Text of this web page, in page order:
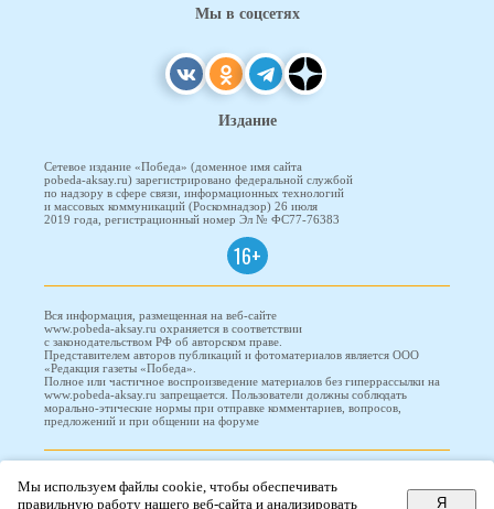
Мы в соцсетях
Издание
Сетевое издание «Победа» (доменное имя сайта
pobeda-aksay.ru) зарегистрировано федеральной службой
по надзору в сфере связи, информационных технологий
и массовых коммуникаций (Роскомнадзор) 26 июля
2019 года, регистрационный номер Эл № ФС77-76383
16+
Вся информация, размещенная на веб-сайте
www.pobeda-aksay.ru охраняется в соответствии
с законодательством РФ об авторском праве.
Представителем авторов публикаций и фотоматериалов является ООО
«Редакция газеты «Победа».
Полное или частичное воспроизведение материалов без гиперрассылки на
www.pobeda-aksay.ru запрещается. Пользователи должны соблюдать
морально-этические нормы при отправке комментариев, вопросов,
предложений и при общении на форуме
Мы используем файлы cookie, чтобы обеспечивать
правильную работу нашего веб-сайта и анализировать
Я